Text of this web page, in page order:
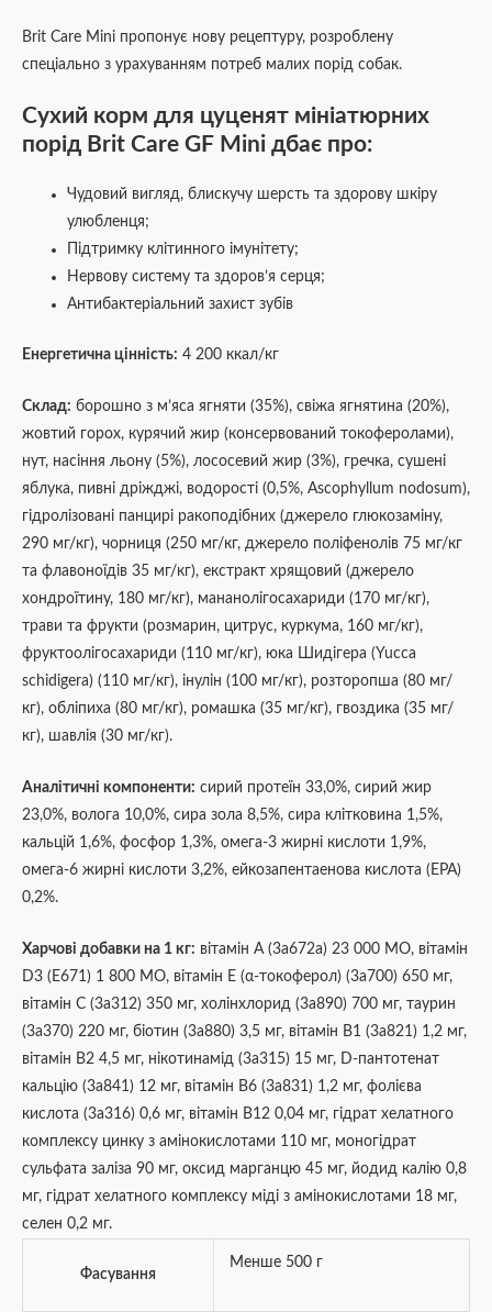
Brit Care Mini пропонує нову рецептуру, розроблену
спеціально з урахуванням потреб малих порід собак.
Сухий корм для цуценят мініатюрних
порід Brit Care GF Mini дбає про:
Чудовий вигляд, блискучу шерсть та здорову шкіру
улюбленця;
Підтримку клітинного імунітету;
Нервову систему та здоров’я серця;
Антибактеріальний захист зубів
Енергетична цінність: 4 200 ккал/кг
Склад: борошно з м’яса ягняти (35%), свіжа ягнятина (20%),
жовтий горох, курячий жир (консервований токоферолами),
нут, насіння льону (5%), лососевий жир (3%), гречка, сушені
яблука, пивні дріжджі, водорості (0,5%, Ascophyllum nodosum),
гідролізовані панцирі ракоподібних (джерело глюкозаміну,
290 мг/кг), чорниця (250 мг/кг, джерело поліфенолів 75 мг/кг
та флавоноїдів 35 мг/кг), екстракт хрящовий (джерело
хондроїтину, 180 мг/кг), мананолігосахариди (170 мг/кг),
трави та фрукти (розмарин, цитрус, куркума, 160 мг/кг),
фруктоолігосахариди (110 мг/кг), юка Шидігера (Yucca
schidigera) (110 мг/кг), інулін (100 мг/кг), розторопша (80 мг/
кг), обліпиха (80 мг/кг), ромашка (35 мг/кг), гвоздика (35 мг/
кг), шавлія (30 мг/кг).
Аналітичні компоненти: сирий протеїн 33,0%, сирий жир
23,0%, волога 10,0%, сира зола 8,5%, сира клітковина 1,5%,
кальцій 1,6%, фосфор 1,3%, омега-3 жирні кислоти 1,9%,
омега-6 жирні кислоти 3,2%, ейкозапентаенова кислота (EPA)
0,2%.
Харчові добавки на 1 кг: вітамін A (3a672a) 23 000 МО, вітамін
D3 (E671) 1 800 МО, вітамін E (α-токоферол) (3a700) 650 мг,
вітамін C (3a312) 350 мг, холінхлорид (3a890) 700 мг, таурин
(3a370) 220 мг, біотин (3a880) 3,5 мг, вітамін B1 (3a821) 1,2 мг,
вітамін B2 4,5 мг, нікотинамід (3a315) 15 мг, D-пантотенат
кальцію (3a841) 12 мг, вітамін B6 (3a831) 1,2 мг, фолієва
кислота (3a316) 0,6 мг, вітамін B12 0,04 мг, гідрат хелатного
комплексу цинку з амінокислотами 110 мг, моногідрат
сульфата заліза 90 мг, оксид марганцю 45 мг, йодид калію 0,8
мг, гідрат хелатного комплексу міді з амінокислотами 18 мг,
селен 0,2 мг.
Фасування
Менше 500 г